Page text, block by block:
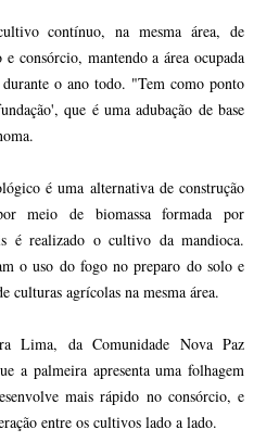
contínuo, na mesma área, de
consórcio, mantendo a área ocupada
o ano todo. "Tem como ponto
que é uma adubação de base
é uma alternativa de construção
meio de biomassa formada por
é realizado o cultivo da mandioca.
o uso do fogo no preparo do solo e
culturas agrícolas na mesma área.
Lima, da Comunidade Nova Paz
a palmeira apresenta uma folhagem
mais rápido no consórcio, e
entre os cultivos lado a lado.